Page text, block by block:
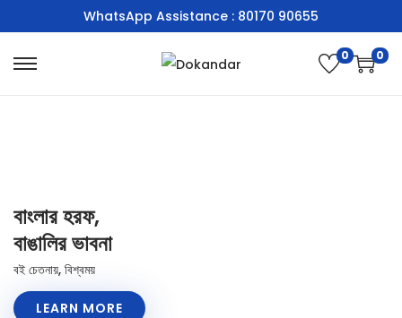
WhatsApp Assistance : 80170 90655
0 0
বাংলার হরফ,
বাঙালির ভাবনা
বই চেতনায়, বিশ্বময়
LEARN MORE